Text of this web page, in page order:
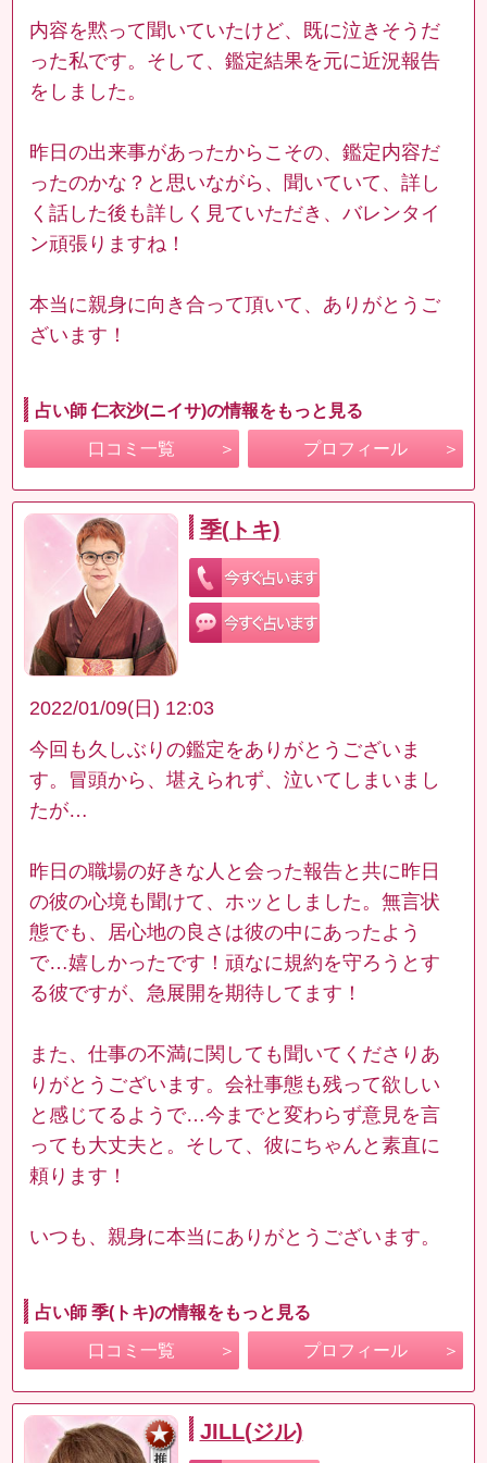
内容を黙って聞いていたけど、既に泣きそうだ
った私です。そして、鑑定結果を元に近況報告
をしました。
昨日の出来事があったからこその、鑑定内容だ
ったのかな？と思いながら、聞いていて、詳し
く話した後も詳しく見ていただき、バレンタイ
ン頑張りますね！
本当に親身に向き合って頂いて、ありがとうご
ざいます！
占い師 仁衣沙(ニイサ)の情報をもっと見る
口コミ一覧 プロフィール
季(トキ)
2022/01/09(日) 12:03
今回も久しぶりの鑑定をありがとうございま
す。冒頭から、堪えられず、泣いてしまいまし
たが…
昨日の職場の好きな人と会った報告と共に昨日
の彼の心境も聞けて、ホッとしました。無言状
態でも、居心地の良さは彼の中にあったよう
で…嬉しかったです！頑なに規約を守ろうとす
る彼ですが、急展開を期待してます！
また、仕事の不満に関しても聞いてくださりあ
りがとうございます。会社事態も残って欲しい
と感じてるようで…今までと変わらず意見を言
っても大丈夫と。そして、彼にちゃんと素直に
頼ります！
いつも、親身に本当にありがとうございます。
占い師 季(トキ)の情報をもっと見る
口コミ一覧 プロフィール
JILL(ジル)